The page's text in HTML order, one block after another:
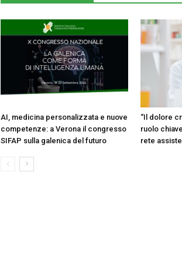
AI, medicina personalizzata e nuove
competenze: a Verona il congresso
SIFAP sulla galenica del futuro
“Il dolore
ruolo
rete